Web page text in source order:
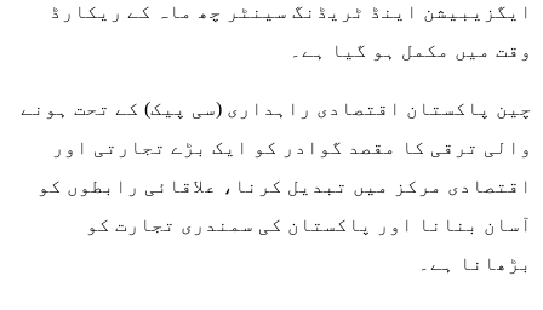
ایگزیبیشن اینڈ ٹریڈنگ سینٹر چھ ماہ کے ریکارڈ
وقت میں مکمل ہو گیا ہے۔
چین پاکستان اقتصادی راہداری (سی پیک) کے تحت ہونے
والی ترقی کا مقصد گوادر کو ایک بڑے تجارتی اور
اقتصادی مرکز میں تبدیل کرنا، علاقائی رابطوں کو
آسان بنانا اور پاکستان کی سمندری تجارت کو
بڑھانا ہے۔